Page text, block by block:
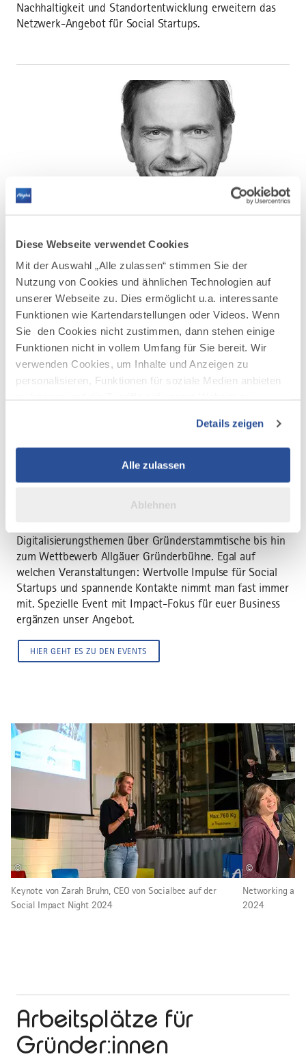
Diese Webseite verwendet Cookies
Mit der Auswahl „Alle zulassen“ stimmen Sie der
Nutzung von Cookies und ähnlichen Technologien auf
unserer Webseite zu. Dies ermöglicht u.a. interessante
Funktionen wie Kartendarstellungen oder Videos. Wenn
Sie den Cookies nicht zustimmen, dann stehen einige
Funktionen nicht in vollem Umfang für Sie bereit. Wir
verwenden Cookies, um Inhalte und Anzeigen zu
personalisieren, Funktionen für soziale Medien anbieten
Verwendung unserer Website an unsere Partner für
soziale Medien, Werbung und Analysen weiter. Unsere
Partner führen diese Informationen möglicherweise mit
weiteren Daten zusammen, die Sie ihnen bereitgestellt
Details zeigen
Alle zulassen
Ablehnen
Nachhaltigkeit und Standortentwicklung erweitern das
Netzwerk-Angebot für Social Startups.
"Unser Ziel ist, mithilfe eines lebendigen
Ökosystems und Ressourcen, technologische
Lösungen mit gesellschaftlicher Wirkung
hervorzubringen. Allgäu Digital ist daher für
Impact-Interessierte und Startups Anlaufstelle,
SEBASTIAN KEHR, LEITUNG ALLGÄU DIGITAL
2.400 Teilnehmenden im Allgäu. Von
Digitalisierungsthemen über Gründerstammtische bis hin
zum Wettbewerb Allgäuer Gründerbühne. Egal auf
welchen Veranstaltungen: Wertvolle Impulse für Social
Startups und spannende Kontakte nimmt man fast immer
mit. Spezielle Event mit Impact-Fokus für euer Business
ergänzen unser Angebot.
HIER GEHT ES ZU DEN EVENTS
©
Keynote von Zarah Bruhn, CEO von Socialbee auf der
Social Impact Night 2024
©
Networking auf
2024
Arbeitsplätze für
Gründer:innen